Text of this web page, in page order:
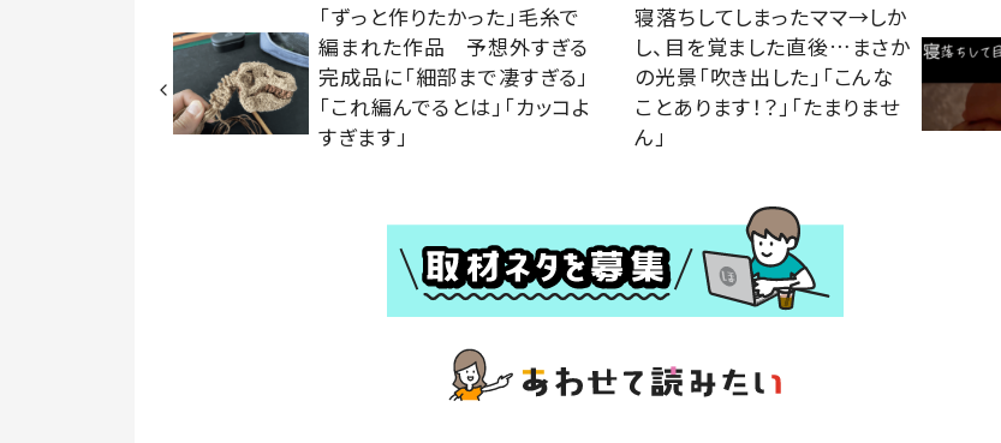
「ずっと作りたかった」毛糸で
編まれた作品 予想外すぎる
完成品に「細部まで凄すぎる」
「これ編んでるとは」「カッコよ
すぎます」
寝落ちしてしまったママ→しか
し、目を覚ました直後…まさか
の光景「吹き出した」「こんな
ことあります！？」「たまりませ
ん」